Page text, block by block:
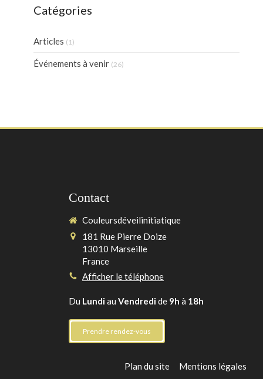
Catégories
Articles (1)
Événements à venir (26)
Contact
Couleursdéveilinitiatique
181 Rue Pierre Doize
13010 Marseille
France
Afficher le téléphone
Du Lundiau Vendredide 9h à 18h
Prendre rendez-vous
Plan du site Mentions légales